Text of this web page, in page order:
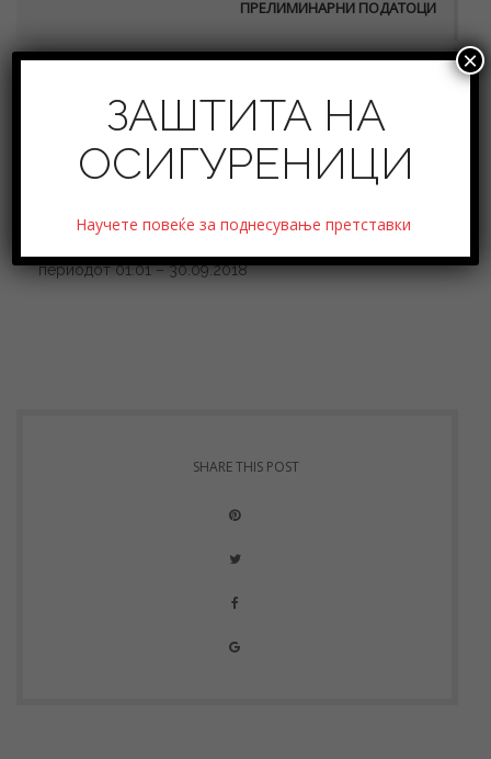
ПРЕЛИМИНАРНИ ПОДАТОЦИ
IIIQ2018 – Извештај за содржината и обемот на
периодот 01.01 – 30.09.2018
SHARE THIS POST
ЗАШТИТА НА
ОСИГУРЕНИЦИ
Научете повеќе за поднесување претставки
×